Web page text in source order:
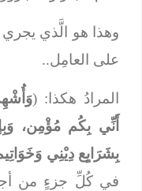
وهذا هو الَّذي يجري
على العامِل..
المرادُ هكذا: (
أَنِّي بِكُم مُؤْمِن،
بِشَرَايِع دِيْنِي
في كُلِّ جزءٍ من